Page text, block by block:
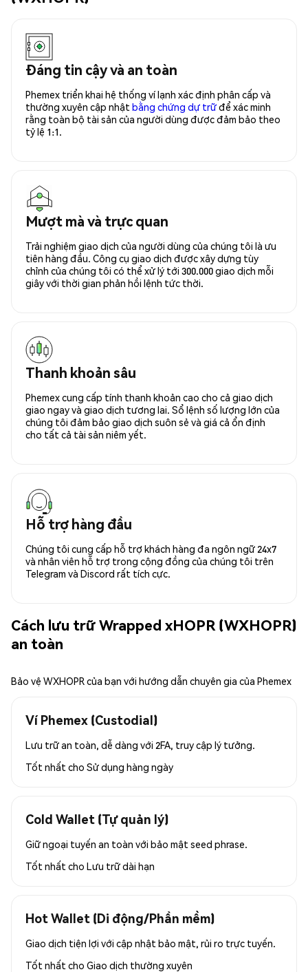
Đáng tin cậy và an toàn
Phemex triển khai hệ thống ví lạnh xác định phân cấp và
thường xuyên cập nhật bằng chứng dự trữđể xác minh
rằng toàn bộ tài sản của người dùng được đảm bảo theo
tỷ lệ 1:1.
Mượt mà và trực quan
Trải nghiệm giao dịch của người dùng của chúng tôi là ưu
tiên hàng đầu. Công cụ giao dịch được xây dựng tùy
chỉnh của chúng tôi có thể xử lý tới 300.000 giao dịch mỗi
giây với thời gian phản hồi lệnh tức thời.
Thanh khoản sâu
Phemex cung cấp tính thanh khoản cao cho cả giao dịch
giao ngay và giao dịch tương lai. Sổ lệnh số lượng lớn của
chúng tôi đảm bảo giao dịch suôn sẻ và giá cả ổn định
cho tất cả tài sản niêm yết.
Hỗ trợ hàng đầu
Chúng tôi cung cấp hỗ trợ khách hàng đa ngôn ngữ 24x7
và nhân viên hỗ trợ trong cộng đồng của chúng tôi trên
Telegram và Discord rất tích cực.
Cách lưu trữ Wrapped xHOPR (WXHOPR)
an toàn
Bảo vệ WXHOPR của bạn với hướng dẫn chuyên gia của Phemex
Ví Phemex (Custodial)
Lưu trữ an toàn, dễ dàng với 2FA, truy cập lý tưởng.
Tốt nhất cho Sử dụng hàng ngày
Cold Wallet (Tự quản lý)
Giữ ngoại tuyến an toàn với bảo mật seed phrase.
Tốt nhất cho Lưu trữ dài hạn
Hot Wallet (Di động/Phần mềm)
Giao dịch tiện lợi với cập nhật bảo mật, rủi ro trực tuyến.
Tốt nhất cho Giao dịch thường xuyên